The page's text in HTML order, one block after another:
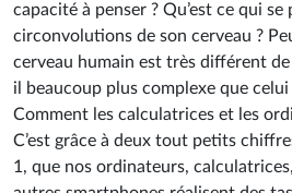
capacité à penser ? Qu’est ce qui se
circonvolutions de son cerveau ?
cerveau humain est très différent
il beaucoup plus complexe que celui
Comment les calculatrices et les
C’est grâce à deux tout petits
1, que nos ordinateurs,